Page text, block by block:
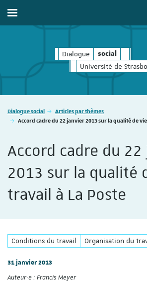
Dialogue social
social
Université de
Afficher / masquer le menu
Vous êtes ici :
Dialogue social
Articles par thèmes
Accord cadre du 22 janvier 2013 sur la qualité de
Accord cadre du
2013 sur la qualité
travail à La Poste
Conditions du travail Organisation du
31 janvier 2013
Auteur·e : Francis Meyer